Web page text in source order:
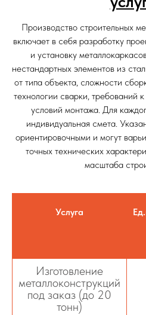
Производство строительных
включает в себя разработку
и установку
нестандартных элементов из
от типа объекта, сложности
технологии сварки, требований
условий монтажа. Для
индивидуальная смета.
ориентировочными и могут
точных технических
масштаба
Услуга
Изготовление
металлоконструкций
под заказ (до 20
тонн)